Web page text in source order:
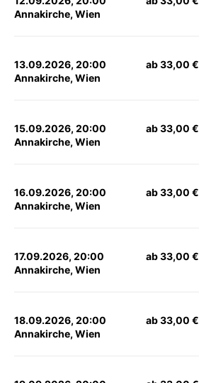
Annakirche, Wien
13.09.2026, 20:00
Annakirche, Wien
ab 33,00 €
15.09.2026, 20:00
Annakirche, Wien
ab 33,00 €
16.09.2026, 20:00
Annakirche, Wien
ab 33,00 €
17.09.2026, 20:00
Annakirche, Wien
ab 33,00 €
18.09.2026, 20:00
Annakirche, Wien
ab 33,00 €